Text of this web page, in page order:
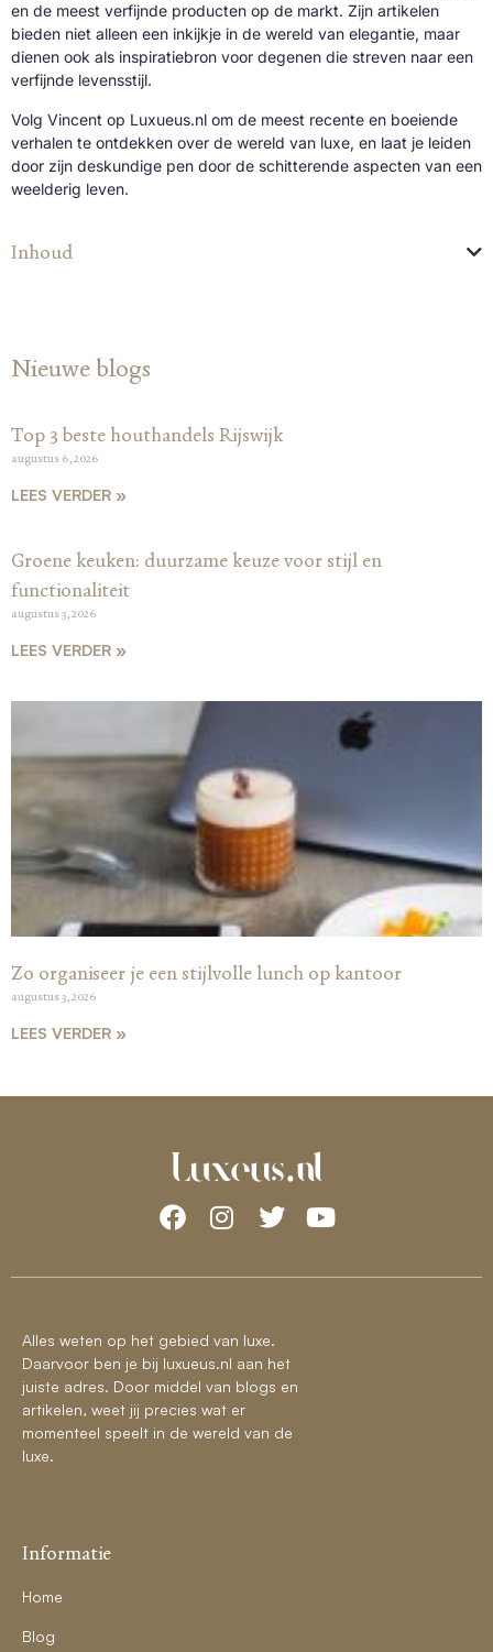
en de meest verfijnde producten op de markt. Zijn artikelen
bieden niet alleen een inkijkje in de wereld van elegantie, maar
dienen ook als inspiratiebron voor degenen die streven naar een
verfijnde levensstijl.
Volg Vincent op Luxueus.nl om de meest recente en boeiende
verhalen te ontdekken over de wereld van luxe, en laat je leiden
door zijn deskundige pen door de schitterende aspecten van een
weelderig leven.
Inhoud
Nieuwe blogs
Top 3 beste houthandels Rijswijk
augustus 6, 2026
LEES VERDER »
Groene keuken: duurzame keuze voor stijl en
functionaliteit
augustus 3, 2026
LEES VERDER »
Zo organiseer je een stijlvolle lunch op kantoor
augustus 3, 2026
LEES VERDER »
Alles weten op het gebied van luxe.
Daarvoor ben je bij luxueus.nl aan het
juiste adres. Door middel van blogs en
artikelen, weet jij precies wat er
momenteel speelt in de wereld van de
luxe.
Informatie
Home
Blog